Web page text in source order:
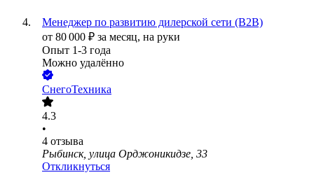
Менеджер по развитию дилерской сети (B2B)
от 80 000 ₽ за месяц, на руки
Опыт 1-3 года
Можно удалённо
СнегоТехника
4.3
•
4 отзыва
Рыбинск, улица Орджоникидзе, 33
Откликнуться